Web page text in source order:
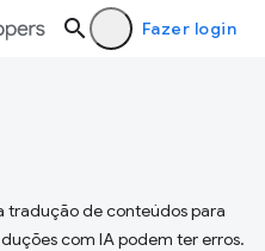
Fazer login
tradução de conteúdos para
com IA podem ter erros.